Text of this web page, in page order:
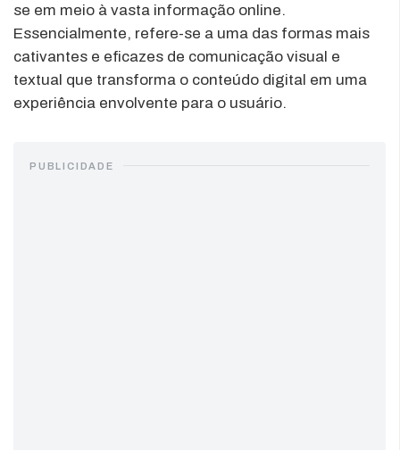
se em meio à vasta informação online.
Essencialmente, refere-se a uma das formas mais
cativantes e eficazes de comunicação visual e
textual que transforma o conteúdo digital em uma
experiência envolvente para o usuário.
PUBLICIDADE